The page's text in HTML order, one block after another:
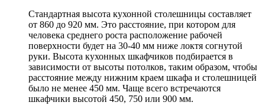
Стандартная высота кухонной столешницы составляет
от 860 до 920 мм. Это расстояние, при котором для
человека среднего роста расположение рабочей
поверхности будет на 30-40 мм ниже локтя согнутой
руки. Высота кухонных шкафчиков подбирается в
зависимости от высоты потолков, таким образом, чтобы
расстояние между нижним краем шкафа и столешницей
было не менее 450 мм. Чаще всего встречаются
шкафчики высотой 450, 750 или 900 мм.